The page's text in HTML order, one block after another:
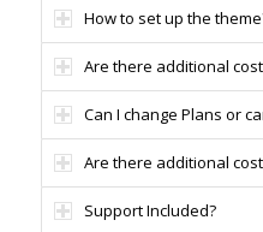
How to set up the
Are there additional
Can I change Plans or
Are there additional
Support Included?